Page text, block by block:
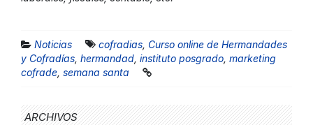
Noticias cofradias Curso online de Hermandades
y Cofradías hermandad instituto posgrado marketing
cofrade semana santa
ARCHIVOS